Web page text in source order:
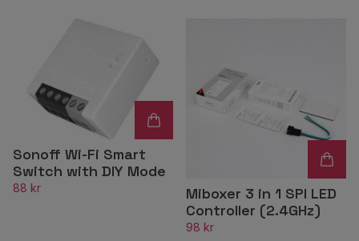
Sonoff Wi-Fi Smart
Switch with DIY Mode
88 kr
Miboxer 3 in 1 SPI LED
Controller (2.4GHz)
98 kr